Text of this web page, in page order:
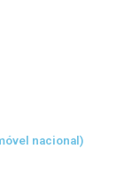
nacional)